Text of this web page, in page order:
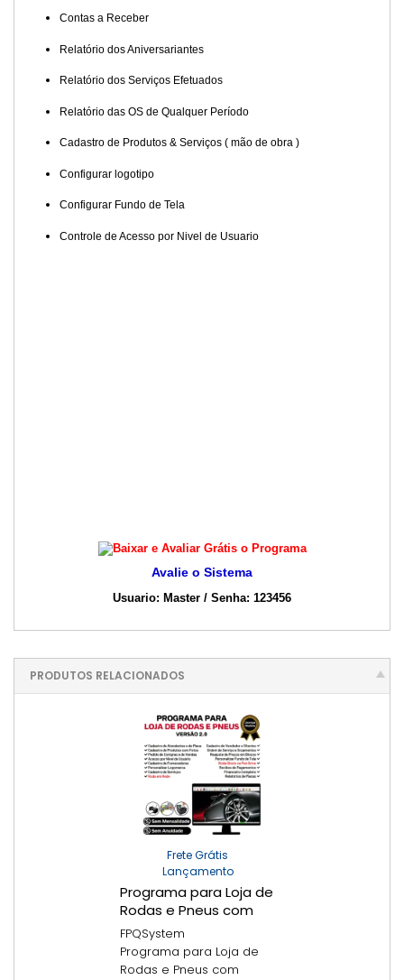
Contas a Receber
Relatório dos Aniversariantes
Relatório dos Serviços Efetuados
Relatório das OS de Qualquer Período
Cadastro de Produtos & Serviços ( mão de obra )
Configurar logotipo
Configurar Fundo de Tela
Controle de Acesso por Nivel de Usuario
Avalie o Sistema
Usuario: Master / Senha: 123456
PRODUTOS RELACIONADOS
Frete Grátis
Lançamento
Programa para Loja de
Rodas e Pneus com
Vendas, Estoque e
Financeiro v2.0
FPQSystem
Programa para Loja de
Rodas e Pneus com